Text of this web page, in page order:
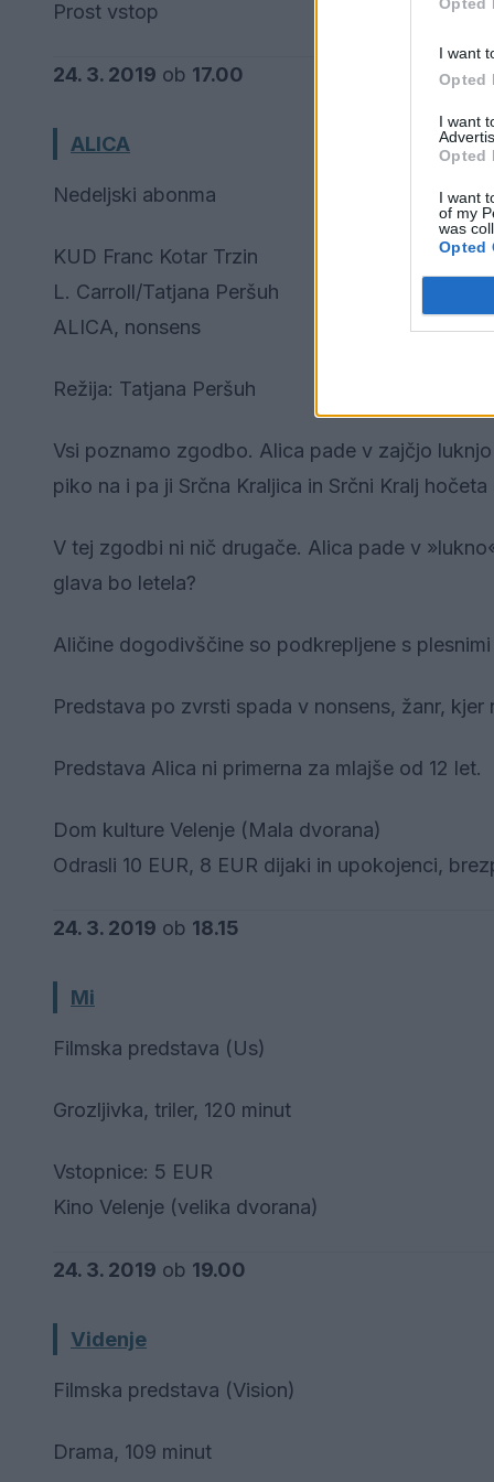
I want
Opted
I want
Opted
I want
of my
was
Opted
Prost vstop
24. 3. 2019 ob 17.00
ALICA
Nedeljski abonma
KUD Franc Kotar Trzin
L. Carroll/Tatjana Peršuh
ALICA, nonsens
Režija: Tatjana Peršuh
Vsi poznamo zgodbo. Alica pade v zajčjo
piko na i pa ji Srčna Kraljica in Srčni Kralj
V tej zgodbi ni nič drugače. Alica pade v
glava bo letela?
Aličine dogodivščine so podkrepljene s
Predstava po zvrsti spada v nonsens, žanr, kjer
Predstava Alica ni primerna za mlajše od 12 let.
Dom kulture Velenje (Mala dvorana)
Odrasli 10 EUR, 8 EUR dijaki in upokojenci,
24. 3. 2019 ob 18.15
Mi
Filmska predstava (Us)
Grozljivka, triler, 120 minut
Vstopnice: 5 EUR
Kino Velenje (velika dvorana)
24. 3. 2019 ob 19.00
Videnje
Filmska predstava (Vision)
Drama, 109 minut